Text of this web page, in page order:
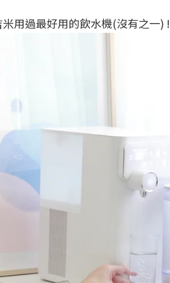
用過最好用的飲水機(沒有之一) !